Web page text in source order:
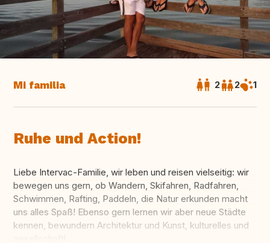
Mi familia 2 2 1
Ruhe und Action!
Liebe Intervac-Familie, wir leben und reisen vielseitig: wir
bewegen uns gern, ob Wandern, Skifahren, Radfahren,
Schwimmen, Rafting, Paddeln, die Natur erkunden macht
uns alles Spaß! Ebenso gern lernen wir aber neue Städte
kennen, bewundern Architektur und Kunst, kulturelles und